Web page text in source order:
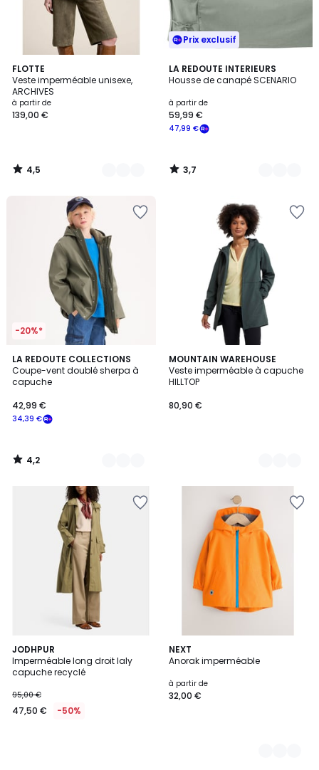
FLOTTE
Veste imperméable unisexe,
ARCHIVES
à partir de
139,00 €
4,5
/ 5
4
Couleurs
4,5
/
Prix exclusif
LA REDOUTE INTERIEURS
Housse de canapé SCENARIO
à partir de
47,99 €
59,99 €
3,7
/ 5
8
Couleurs
3,7
/
-20%*
LA REDOUTE COLLECTIONS
Coupe-vent doublé sherpa à
capuche
34,39 €
42,99 €
4,2
/ 5
3
Couleurs
4,2
/
MOUNTAIN WAREHOUSE
Veste imperméable à capuche
HILLTOP
80,90 €
2
Couleurs
JODHPUR
Imperméable long droit laly
capuche recyclé
95,00 €
47,50 € -50%
NEXT
Anorak imperméable
à partir de
32,00 €
5
Couleurs